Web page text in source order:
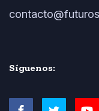
Síguenos: